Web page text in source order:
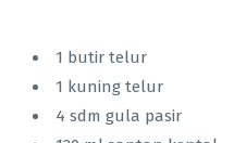
1 butir telur
1 kuning telur
4 sdm gula pasir